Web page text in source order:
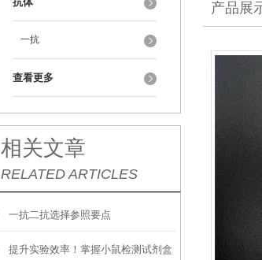
一抗
查看更多
相关文章
RELATED ARTICLES
一抗二抗选择参照要点
提升实验效率！掌握小鼠检测试剂盒
产品展